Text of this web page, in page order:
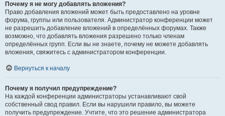
Почему я не могу добавлять вложения?
Право добавления вложений может быть предоставлено на уровне
форума, группы или пользователя. Администратор конференции может
не разрешить добавление вложений в определённых форумах. Также
возможно, что добавлять вложения разрешено только членам
определённых групп. Если вы не знаете, почему не можете добавлять
вложения, свяжитесь с администратором конференции.
Вернуться к началу
Почему я получил предупреждение?
На каждой конференции администраторы устанавливают свой
собственный свод правил. Если вы нарушили правило, вы можете
получить предупреждение. Учтите, что это решение администратора